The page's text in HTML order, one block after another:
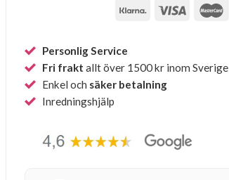
Personlig Service
Fri frakt allt över 1500 kr inom Sverige
Enkel och säker betalning
Inredningshjälp